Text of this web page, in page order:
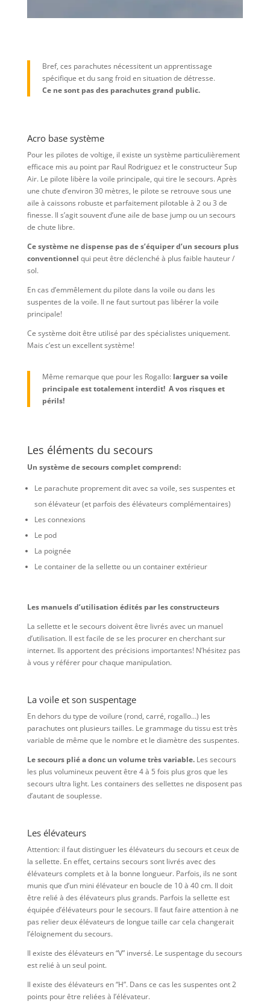
Bref, ces parachutes nécessitent un apprentissage
spécifique et du sang froid en situation de détresse.
Ce ne sont pas des parachutes grand public.
Acro base système
Pour les pilotes de voltige, il existe un système particulièrement
efficace mis au point par Raul Rodriguez et le constructeur Sup
Air. Le pilote libère la voile principale, qui tire le secours. Après
une chute d’environ 30 mètres, le pilote se retrouve sous une
aile à caissons robuste et parfaitement pilotable à 2 ou 3 de
finesse. Il s’agit souvent d’une aile de base jump ou un secours
de chute libre.
Ce système ne dispense pas de s’équiper d’un secours plus
conventionnel qui peut être déclenché à plus faible hauteur /
sol.
En cas d’emmêlement du pilote dans la voile ou dans les
suspentes de la voile. Il ne faut surtout pas libérer la voile
principale!
Ce système doit être utilisé par des spécialistes uniquement.
Mais c’est un excellent système!
Même remarque que pour les Rogallo: larguer sa voile
principale est totalement interdit! A vos risques et
périls!
Les éléments du secours
Un système de secours complet comprend:
Le parachute proprement dit avec sa voile, ses suspentes et
son élévateur (et parfois des élévateurs complémentaires)
Les connexions
Le pod
La poignée
Le container de la sellette ou un container extérieur
Les manuels d’utilisation édités par les constructeurs
La sellette et le secours doivent être livrés avec un manuel
d’utilisation. Il est facile de se les procurer en cherchant sur
internet. Ils apportent des précisions importantes! N’hésitez pas
à vous y référer pour chaque manipulation.
La voile et son suspentage
En dehors du type de voilure (rond, carré, rogallo…) les
parachutes ont plusieurs tailles. Le grammage du tissu est très
variable de même que le nombre et le diamètre des suspentes.
Le secours plié a donc un volume très variable.Les secours
les plus volumineux peuvent être 4 à 5 fois plus gros que les
secours ultra light. Les containers des sellettes ne disposent pas
d’autant de souplesse.
Les élévateurs
Attention: il faut distinguer les élévateurs du secours et ceux de
la sellette. En effet, certains secours sont livrés avec des
élévateurs complets et à la bonne longueur. Parfois, ils ne sont
munis que d’un mini élévateur en boucle de 10 à 40 cm. Il doit
être relié à des élévateurs plus grands. Parfois la sellette est
équipée d’élévateurs pour le secours. Il faut faire attention à ne
pas relier deux élévateurs de longue taille car cela changerait
l’éloignement du secours.
Il existe des élévateurs en “V” inversé. Le suspentage du secours
est relié à un seul point.
Il existe des élévateurs en “H”. Dans ce cas les suspentes ont 2
points pour être reliées à l’élévateur.